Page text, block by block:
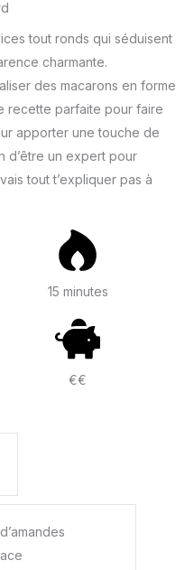
tout ronds qui séduisent
charmante.
des macarons en forme
recette parfaite pour faire
apporter une touche de
d’être un expert pour
tout t’expliquer pas à
15 minutes
€€